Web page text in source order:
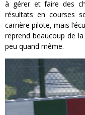
à gérer et faire des
résultats en courses
carrière pilote, mais
reprend beaucoup de
peu quand même.